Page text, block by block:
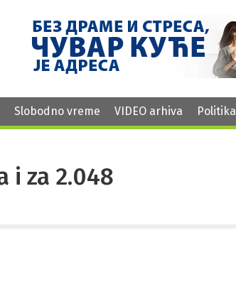
Slobodno vreme VIDEO arhiva Politika
i za 2.048